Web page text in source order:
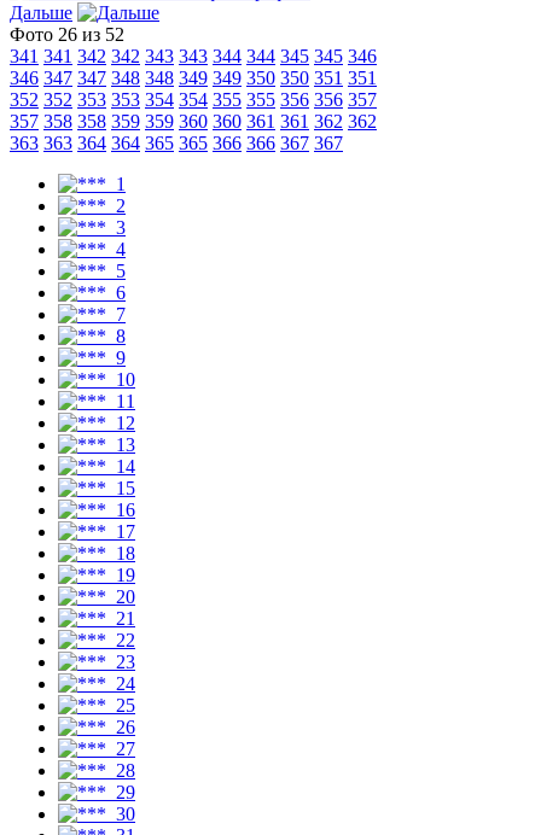
Дальше
Фото 26 из 52
341 341 342 342 343 343 344 344 345 345 346
346 347 347 348 348 349 349 350 350 351 351
352 352 353 353 354 354 355 355 356 356 357
357 358 358 359 359 360 360 361 361 362 362
363 363 364 364 365 365 366 366 367 367